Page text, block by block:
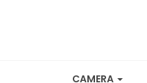
CAMERA